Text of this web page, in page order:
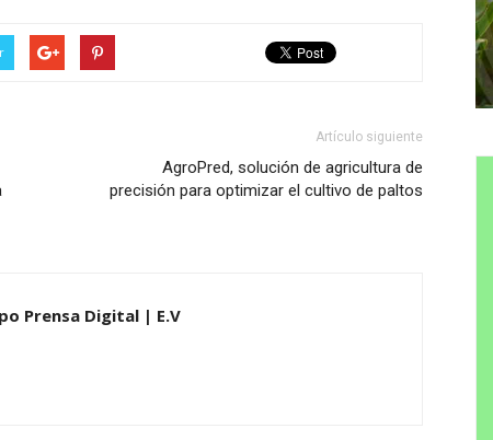
Artículo siguiente
AgroPred, solución de agricultura de
precisión para optimizar el cultivo de paltos
Prensa Digital | E.V